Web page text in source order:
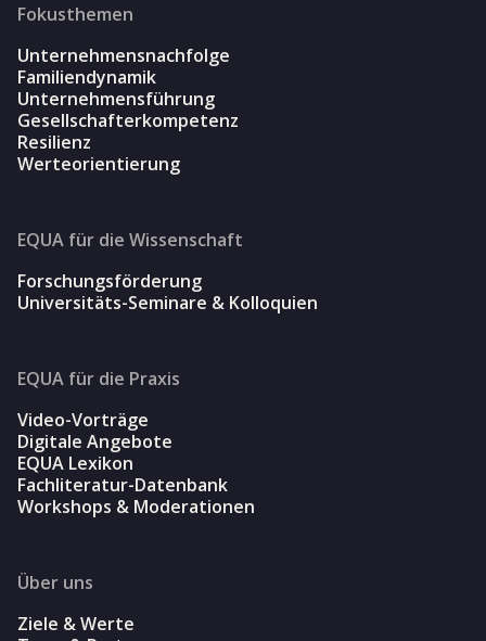
Fokusthemen
Unternehmensnachfolge
Familiendynamik
Unternehmensführung
Gesellschafterkompetenz
Resilienz
Werteorientierung
EQUA für die Wissenschaft
Forschungsförderung
Universitäts-Seminare & Kolloquien
EQUA für die Praxis
Video-Vorträge
Digitale Angebote
EQUA Lexikon
Fachliteratur-Datenbank
Workshops & Moderationen
Über uns
Ziele & Werte